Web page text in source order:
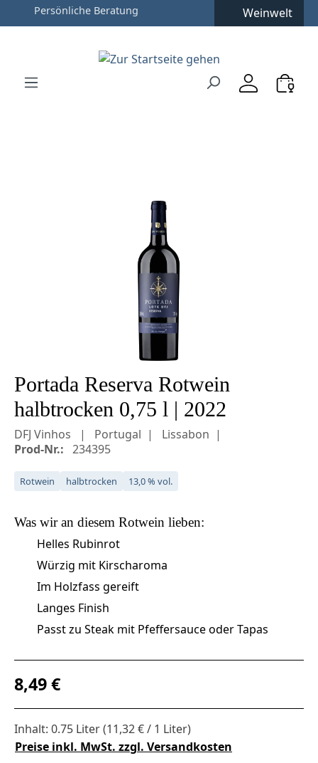
Zum Hauptinhalt springen
Zur Hauptnavigation springen
Weinwelt
Bildergalerie überspringen
Portada Reserva Rotwein
halbtrocken 0,75 l | 2022
DFJ Vinhos Portugal
Lissabon
Prod-Nr.: 234395
Rotwein halbtrocken 13,0 % vol.
Was wir an diesem Rotwein lieben:
Helles Rubinrot
Würzig mit Kirscharoma
Im Holzfass gereift
Langes Finish
Passt zu Steak mit Pfeffersauce oder Tapas
Regulärer Preis:
8,49 €
Inhalt: 0.75 Liter(11,32 € / 1 Liter)
Preise inkl. MwSt. zzgl. Versandkosten